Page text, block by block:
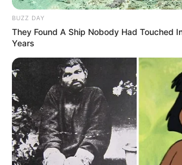
oldalát kezelik – készülhettek a
bejelentésre, mert a négyezernél
álló megszólalást vélhetően nem a
nyilvánosságra hozatalát követő
annak részletessége, hossza
következtetni.
BUZZ DAY
They Found A Ship Nobody Had Touched
Years